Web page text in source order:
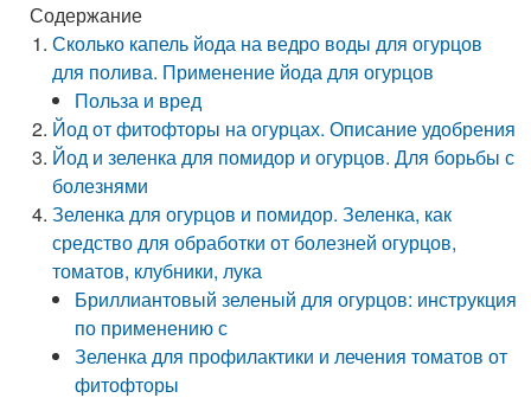
Содержание
Сколько капель йода на ведро воды для огурцов
для полива. Применение йода для огурцов
Польза и вред
Йод от фитофторы на огурцах. Описание удобрения
Йод и зеленка для помидор и огурцов. Для борьбы с
болезнями
Зеленка для огурцов и помидор. Зеленка, как
средство для обработки от болезней огурцов,
томатов, клубники, лука
Бриллиантовый зеленый для огурцов: инструкция
по применению с
Зеленка для профилактики и лечения томатов от
фитофторы